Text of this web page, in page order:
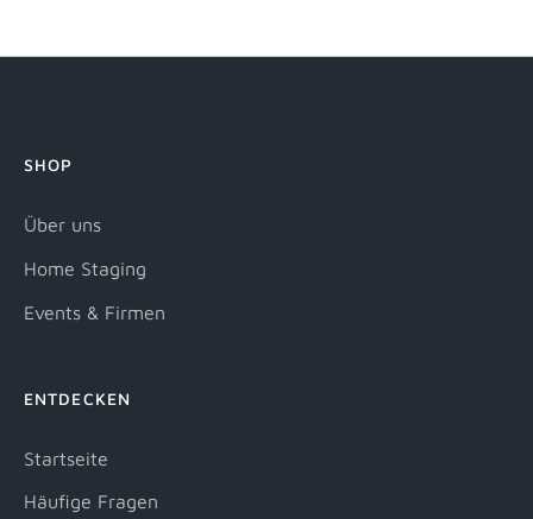
SHOP
Über uns
Home Staging
Events & Firmen
ENTDECKEN
Startseite
Häufige Fragen